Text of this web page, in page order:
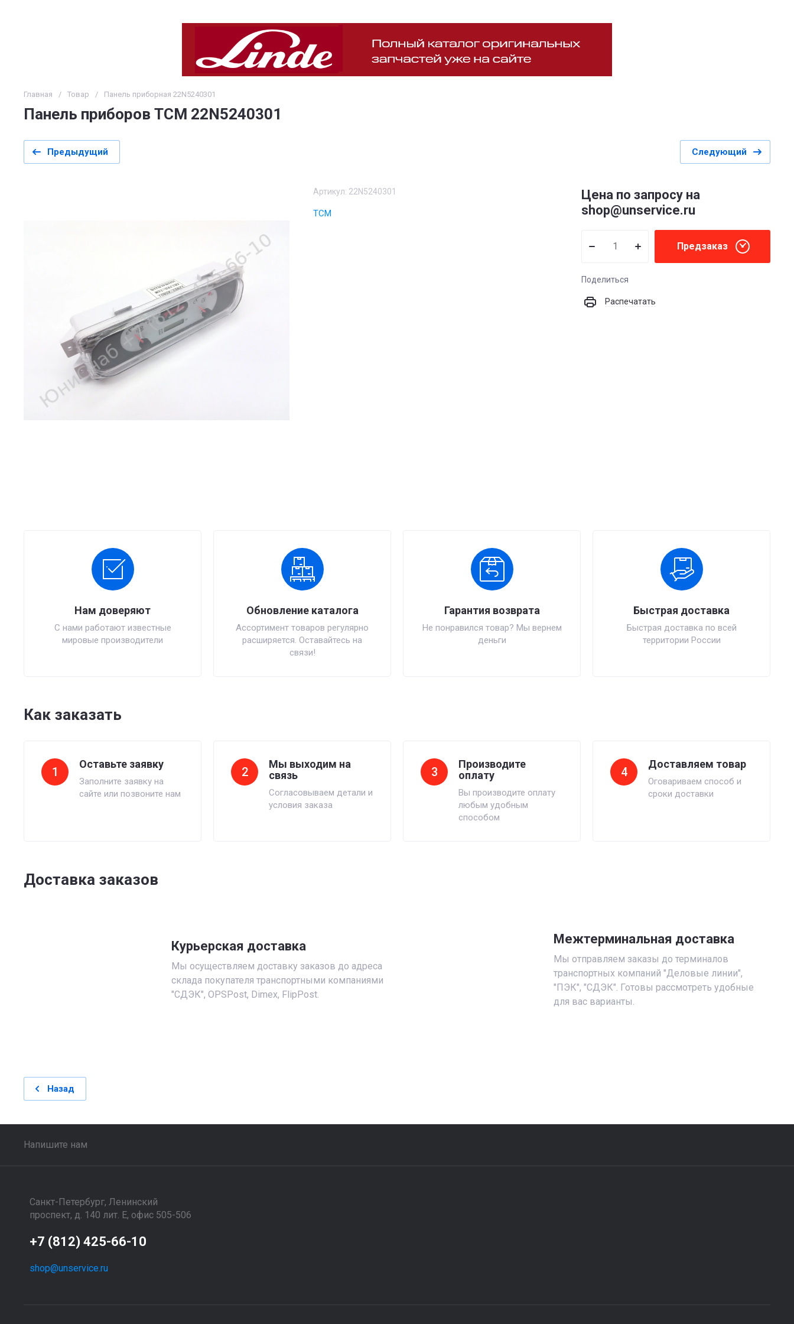
Главная / Товар / Панель приборная 22N5240301
Панель приборов TCM 22N5240301
Предыдущий Следующий
Артикул: 22N5240301
TCM
Цена по запросу на
shop@unservice.ru
Предзаказ
Поделиться
Распечатать
Нам доверяют
С нами работают известные
мировые производители
Обновление каталога
Ассортимент товаров регулярно
расширяется. Оставайтесь на
связи!
Гарантия возврата
Не понравился товар? Мы вернем
деньги
Быстрая доставка
Быстрая доставка по всей
территории России
Как заказать
1
Оставьте заявку
Заполните заявку на
сайте или позвоните нам
2
Мы выходим на
связь
Согласовываем детали и
условия заказа
3
Производите
оплату
Вы производите оплату
любым удобным
способом
4
Доставляем товар
Оговариваем способ и
сроки доставки
Доставка заказов
Курьерская доставка
Мы осуществляем доставку заказов до адреса
склада покупателя транспортными компаниями
"СДЭК", OPSPost, Dimex, FlipPost.
Межтерминальная доставка
Мы отправляем заказы до терминалов
транспортных компаний "Деловые линии",
"ПЭК", "СДЭК". Готовы рассмотреть удобные
для вас варианты.
Назад
Напишите нам
Санкт-Петербург, Ленинский
проспект, д. 140 лит. Е, офис 505-506
+7 (812) 425-66-10
shop@unservice.ru